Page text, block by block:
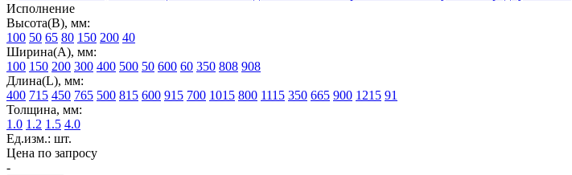
Исполнение
Высота(В), мм:
100 50 65 80 150 200 40
Ширина(А), мм:
100 150 200 300 400 500 50 600 60 350 808 908
Длина(L), мм:
400 715 450 765 500 815 600 915 700 1015 800 1115 350 665 900 1215 91
Толщина, мм:
1.0 1.2 1.5 4.0
Ед.изм.: шт.
Цена по запросу
-